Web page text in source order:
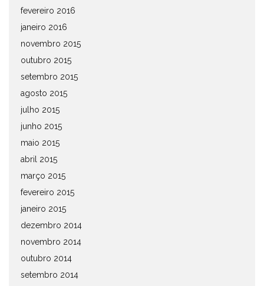
fevereiro 2016
janeiro 2016
novembro 2015
outubro 2015
setembro 2015
agosto 2015
julho 2015
junho 2015
maio 2015
abril 2015
março 2015
fevereiro 2015
janeiro 2015
dezembro 2014
novembro 2014
outubro 2014
setembro 2014